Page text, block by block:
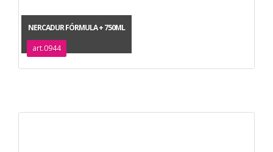
NERCADUR FÓRMULA + 750ML
art.0944